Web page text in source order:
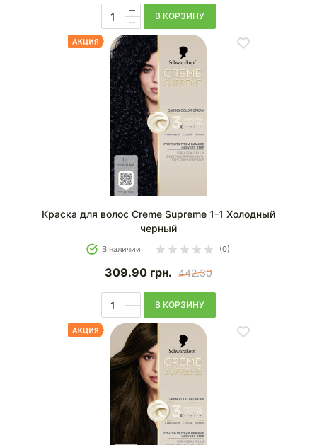
В КОРЗИНУ
Краска для волос Creme Supreme 1-1 Холодный
черный
В наличии (0)
309.90 грн. 442.30
В КОРЗИНУ